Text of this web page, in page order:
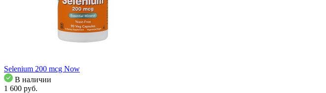
Selenium 200 mcg Now
В наличии
1 600 pуб.